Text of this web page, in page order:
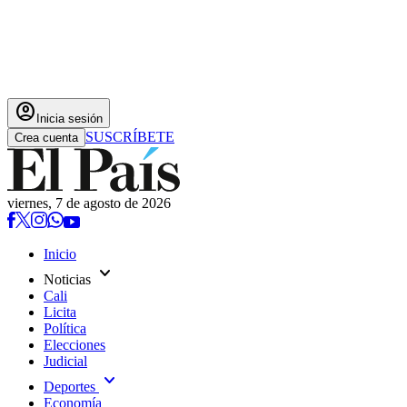
account_circle Inicia sesión
Crea cuenta SUSCRÍBETE
viernes, 7 de agosto de 2026
Inicio
Noticias expand_more
Cali
Licita
Política
Elecciones
Judicial
Deportes expand_more
Economía